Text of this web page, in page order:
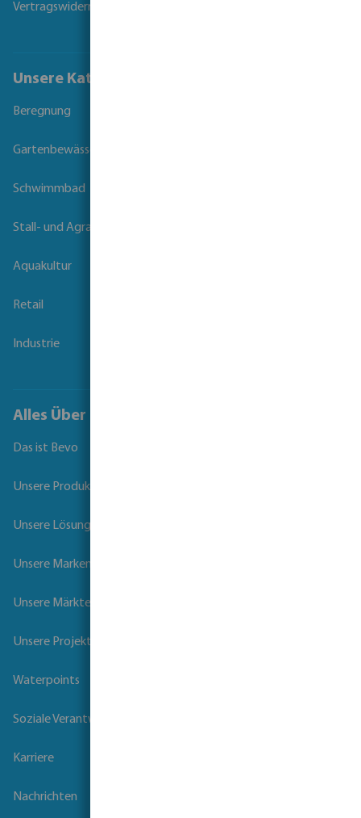
Vertragswiderruf
Unsere Kataloge
Beregnung
Gartenbewässerung
Schwimmbad
Stall- und Agrartechnik
Aquakultur
Retail
Industrie
Alles Über Bevo
Das ist Bevo
Unsere Produkte
Unsere Lösungen
Unsere Marken
Unsere Märkte
Unsere Projekte
Waterpoints
Soziale Verantwortung der Unternehmen
Karriere
Nachrichten